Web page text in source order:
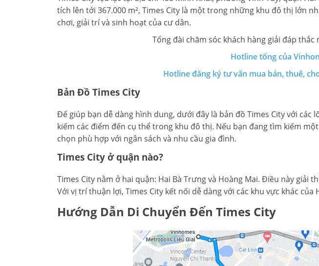
tích lên tới 367.000 m², Times City là một trong những khu đô thị lớn
chơi, giải trí và sinh hoạt của cư dân.
Tổng đài chăm sóc khách hàng giải đáp
Hotline tổng của
Hotline đăng ký tư vấn mua bán, thuê,
Bản Đồ Times City
Để giúp bạn dễ dàng hình dung, dưới đây là bản đồ Times City với
kiếm các điểm đến cụ thể trong khu đô thị. Nếu bạn đang tìm kiếm
chọn phù hợp với ngân sách và nhu cầu gia đình.
Times City ở quận nào?
Times City nằm ở hai quận: Hai Bà Trưng và Hoàng Mai. Điều này giải
Với vị trí thuận lợi, Times City kết nối dễ dàng với các khu vực khác
Hướng Dẫn Di Chuyển Đến Times City